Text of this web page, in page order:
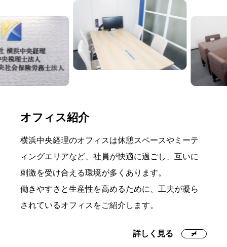
オフィス紹介
横浜中央経理のオフィスは休憩スペースやミーテ
ィングエリアなど、社員が快適に過ごし、互いに
刺激を受け合える環境が多くあります。
働きやすさと生産性を高めるために、工夫が凝ら
されているオフィスをご紹介します。
詳しく見る